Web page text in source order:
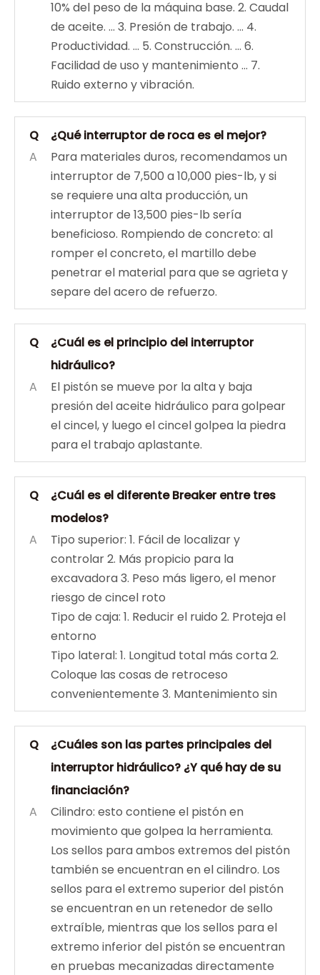
10% del peso de la máquina base. 2. Caudal
de aceite. ... 3. Presión de trabajo. ... 4.
Productividad. ... 5. Construcción. ... 6.
Facilidad de uso y mantenimiento ... 7.
Ruido externo y vibración.
Q
¿Qué interruptor de roca es el mejor?
A
Para materiales duros, recomendamos un
interruptor de 7,500 a 10,000 pies-lb, y si
se requiere una alta producción, un
interruptor de 13,500 pies-lb sería
beneficioso. Rompiendo de concreto: al
romper el concreto, el martillo debe
penetrar el material para que se agrieta y
separe del acero de refuerzo.
Q
¿Cuál es el principio del interruptor
hidráulico?
A
El pistón se mueve por la alta y baja
presión del aceite hidráulico para golpear
el cincel, y luego el cincel golpea la piedra
para el trabajo aplastante.
Q
¿Cuál es el diferente Breaker entre tres
modelos?
A
Tipo superior: 1. Fácil de localizar y
controlar 2. Más propicio para la
excavadora 3. Peso más ligero, el menor
riesgo de cincel roto
Tipo de caja: 1. Reducir el ruido 2. Proteja el
entorno
Tipo lateral: 1. Longitud total más corta 2.
Coloque las cosas de retroceso
convenientemente 3. Mantenimiento sin
Q
¿Cuáles son las partes principales del
interruptor hidráulico? ¿Y qué hay de su
financiación?
A
Cilindro: esto contiene el pistón en
movimiento que golpea la herramienta.
Los sellos para ambos extremos del pistón
también se encuentran en el cilindro. Los
sellos para el extremo superior del pistón
se encuentran en un retenedor de sello
extraíble, mientras que los sellos para el
extremo inferior del pistón se encuentran
en pruebas mecanizadas directamente